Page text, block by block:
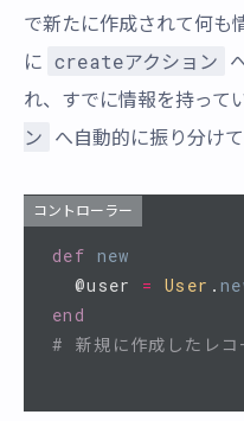
で新たに作成されて何も
に createアクション
れ、すでに情報を持って
ン へ自動的に振り分けて
コントローラー
def new
@user
= User .
end
# 新規に作成したレ